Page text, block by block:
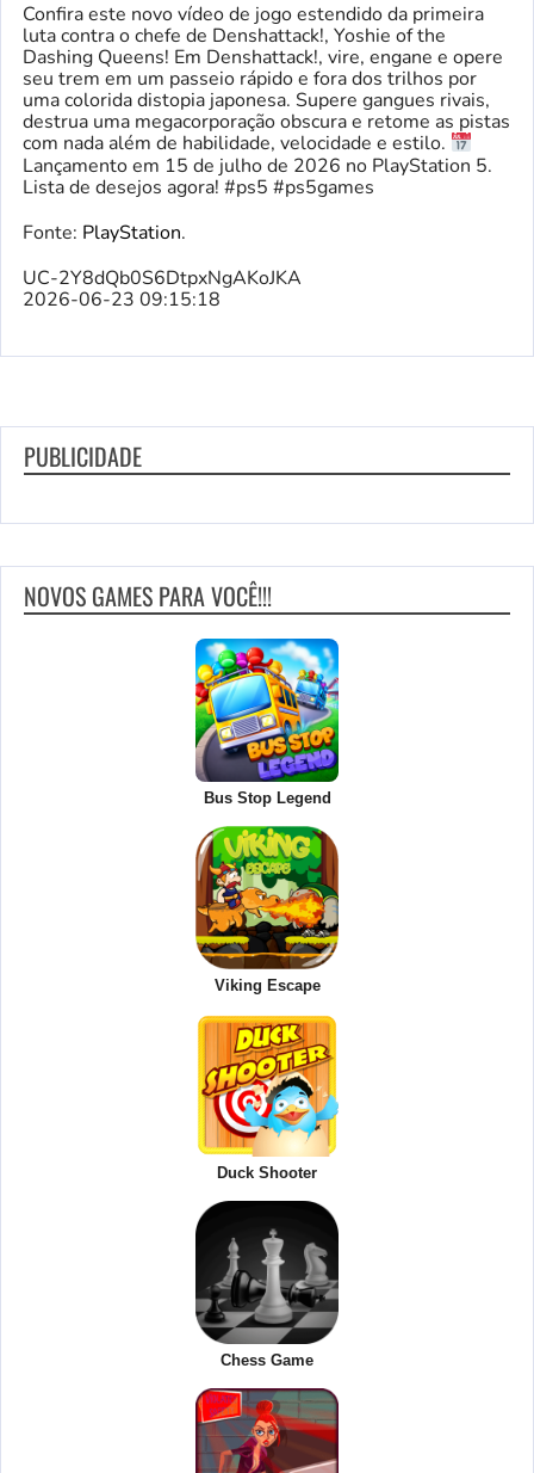
Confira este novo vídeo de jogo estendido da primeira
luta contra o chefe de Denshattack!, Yoshie of the
Dashing Queens! Em Denshattack!, vire, engane e opere
seu trem em um passeio rápido e fora dos trilhos por
uma colorida distopia japonesa. Supere gangues rivais,
destrua uma megacorporação obscura e retome as pistas
com nada além de habilidade, velocidade e estilo.
Lançamento em 15 de julho de 2026 no PlayStation 5.
Lista de desejos agora! #ps5 #ps5games
Fonte: PlayStation.
UC-2Y8dQb0S6DtpxNgAKoJKA
2026-06-23 09:15:18
PUBLICIDADE
NOVOS GAMES PARA VOCÊ!!!
Bus Stop Legend
Viking Escape
Duck Shooter
Chess Game